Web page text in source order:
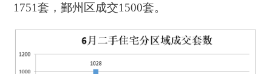
1751套，鄞州区成交1500套。